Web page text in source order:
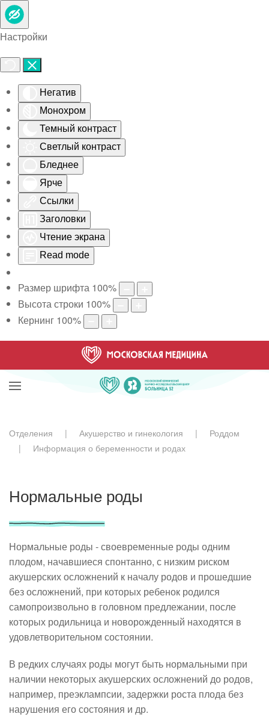
Настройки
Негатив
Монохром
Темный контраст
Светлый контраст
Бледнее
Ярче
Ссылки
Заголовки
Чтение экрана
Read mode
Размер шрифта 100%
Высота строки 100%
Кернинг 100%
Skip to main content
Отделения Акушерство и гинекология
Роддом
Информация о беременности и родах
Нормальные роды
Нормальные роды - своевременные роды одним
плодом, начавшиеся спонтанно, с низким риском
акушерских осложнений к началу родов и прошедшие
без осложнений, при которых ребенок родился
самопроизвольно в головном предлежании, после
которых родильница и новорожденный находятся в
удовлетворительном состоянии.
В редких случаях роды могут быть нормальными при
наличии некоторых акушерских осложнений до родов,
например, преэклампсии, задержки роста плода без
нарушения его состояния и др.